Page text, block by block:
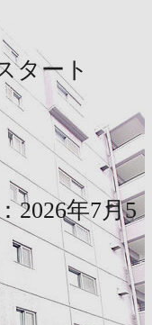
タート
2026年7月5